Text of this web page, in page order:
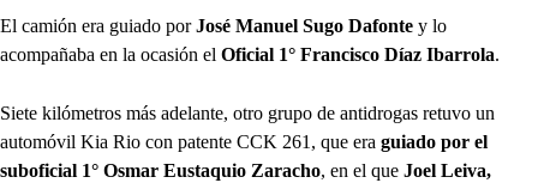
El camión era guiado porJosé Manuel Sugo Dafonte y lo
acompañaba en la ocasión el Oficial 1° Francisco Díaz Ibarrola.
Siete kilómetros más adelante, otro grupo de antidrogas retuvo un
automóvil Kia Rio con patente CCK 261, que era guiado por el
suboficial 1° Osmar Eustaquio Zaracho, en el que Joel Leiva,